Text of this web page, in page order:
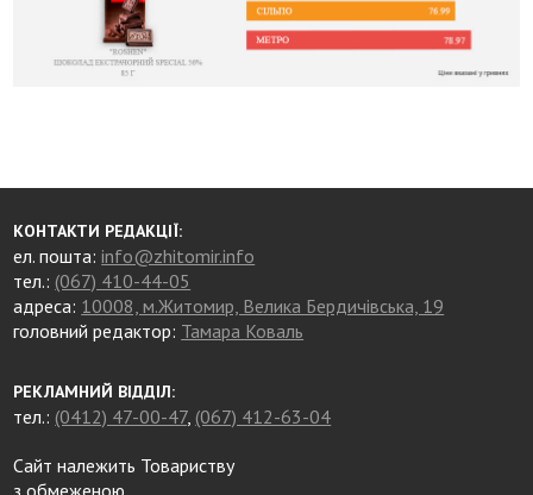
КОНТАКТИ РЕДАКЦІЇ:
ел. пошта:info@zhitomir.info
тел.: (067) 410-44-05
адреса: 10008, м.Житомир, Велика Бердичівська, 19
головний редактор: Тамара Коваль
РЕКЛАМНИЙ ВІДДІЛ:
тел.: (0412) 47-00-47, (067) 412-63-04
Сайт належить Товариству
з обмеженою